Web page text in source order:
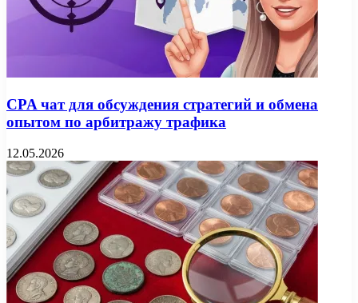
CPA чат для обсуждения стратегий и обмена
опытом по арбитражу трафика
12.05.2026